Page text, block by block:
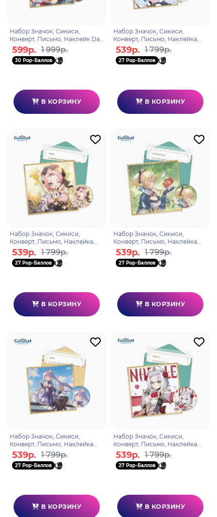
Набор Значок, Сикиси,
Конверт, Письмо, Наклейк Day
of Deskiny Series Hutao
6975213680872
599р. 1 999р.
30 Pop-Баллов
В КОРЗИНУ
Набор Значок, Сикиси,
Конверт, Письмо, Наклейка
Day of Destiny Series Barbara
6974696619126
539р. 1 799р.
27 Pop-Баллов
В КОРЗИНУ
Набор Значок, Сикиси,
Конверт, Письмо, Наклейка
Day of Destiny Series Diona
6974696612431
539р. 1 799р.
27 Pop-Баллов
В КОРЗИНУ
Набор Значок, Сикиси,
Конверт, Письмо, Наклейка
Day of Destiny Series Jean
6974696617511
539р. 1 799р.
27 Pop-Баллов
В КОРЗИНУ
Набор Значок, Сикиси,
Конверт, Письмо, Наклейка
Day of Destiny Series Keqing
6975628240371
539р. 1 799р.
27 Pop-Баллов
В КОРЗИНУ
Набор Значок, Сикиси,
Конверт, Письмо, Наклейка
Day of Destiny Series Noelle
6974696617528
539р. 1 799р.
27 Pop-Баллов
В КОРЗИНУ